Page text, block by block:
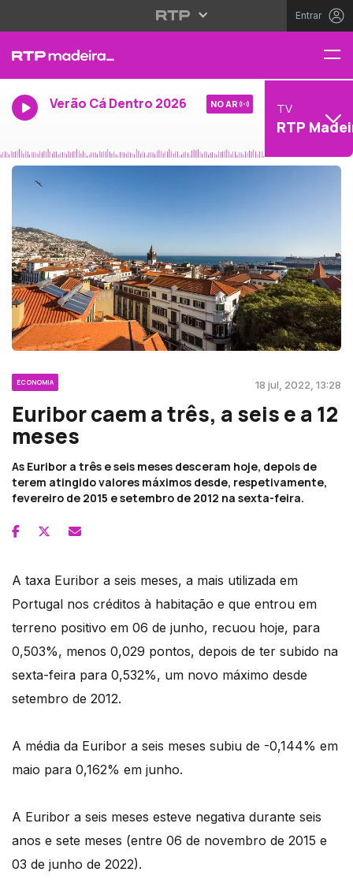
Entrar
Verão Cá Dentro 2026 NO AR TV
RTP
ECONOMIA 18 jul, 2022, 13:28
Euribor caem a três, a seis e a 12
meses
As Euribor a três e seis meses desceram hoje, depois de
terem atingido valores máximos desde, respetivamente,
fevereiro de 2015 e setembro de 2012 na sexta-feira.
A taxa Euribor a seis meses, a mais utilizada em
Portugal nos créditos à habitação e que entrou em
terreno positivo em 06 de junho, recuou hoje, para
0,503%, menos 0,029 pontos, depois de ter subido na
sexta-feira para 0,532%, um novo máximo desde
setembro de 2012.
A média da Euribor a seis meses subiu de -0,144% em
maio para 0,162% em junho.
A Euribor a seis meses esteve negativa durante seis
anos e sete meses (entre 06 de novembro de 2015 e
03 de junho de 2022).